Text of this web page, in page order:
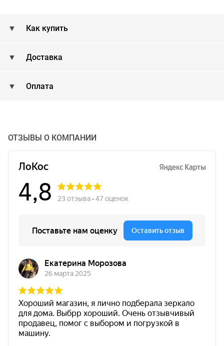
Как купить
Доставка
Оплата
ОТЗЫВЫ О КОМПАНИИ